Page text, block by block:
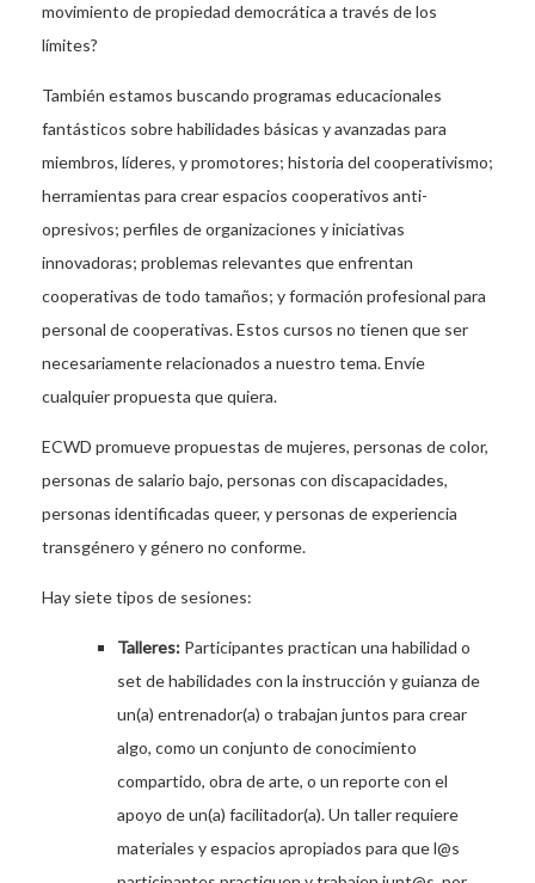
movimiento de propiedad democrática a través de los
límites?
También estamos buscando programas educacionales
fantásticos sobre habilidades básicas y avanzadas para
miembros, líderes, y promotores; historia del cooperativismo;
herramientas para crear espacios cooperativos anti-
opresivos; perfiles de organizaciones y iniciativas
innovadoras; problemas relevantes que enfrentan
cooperativas de todo tamaños; y formación profesional para
personal de cooperativas. Estos cursos no tienen que ser
necesariamente relacionados a nuestro tema. Envíe
cualquier propuesta que quiera.
ECWD promueve propuestas de mujeres, personas de color,
personas de salario bajo, personas con discapacidades,
personas identificadas queer, y personas de experiencia
transgénero y género no conforme.
Hay siete tipos de sesiones:
Talleres: Participantes practican una habilidad o
set de habilidades con la instrucción y guianza de
un(a) entrenador(a) o trabajan juntos para crear
algo, como un conjunto de conocimiento
compartido, obra de arte, o un reporte con el
apoyo de un(a) facilitador(a). Un taller requiere
materiales y espacios apropiados para que l@s